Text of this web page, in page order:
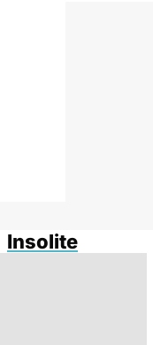
Insolite